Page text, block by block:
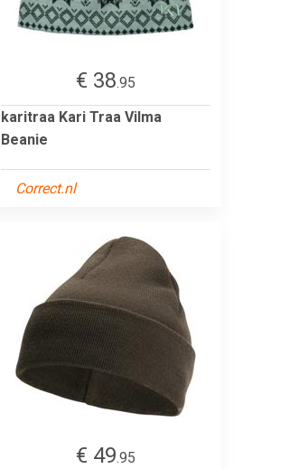
€ 38.95
karitraa Kari Traa Vilma
Beanie
Correct.nl
€ 49.95